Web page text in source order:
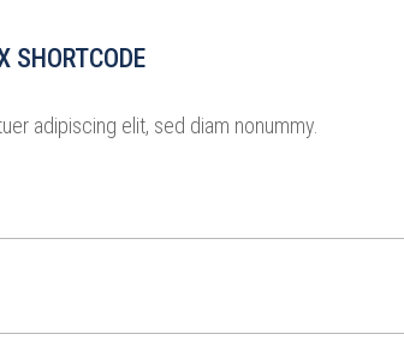
SHORTCODE
adipiscing elit, sed diam nonummy.